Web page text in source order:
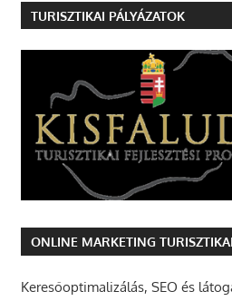
TURISZTIKAI PÁLYÁZATOK
ONLINE MARKETING
Keresőoptimalizálás, SEO és